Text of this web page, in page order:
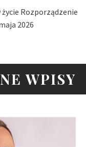
życie Rozporządzenie
2026
WPISY